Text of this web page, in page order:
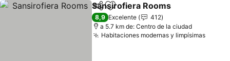
CompartirAñadir a favoritos
Sansirofiera Rooms
8,9 Excelente
412
a 5.7 km de: Centro de la ciudad
Habitaciones modernas y limpísimas